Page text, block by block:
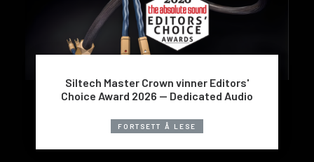
Siltech Master Crown vinner Editors'
Choice Award 2026 — Dedicated Audio
FORTSETT Å LESE